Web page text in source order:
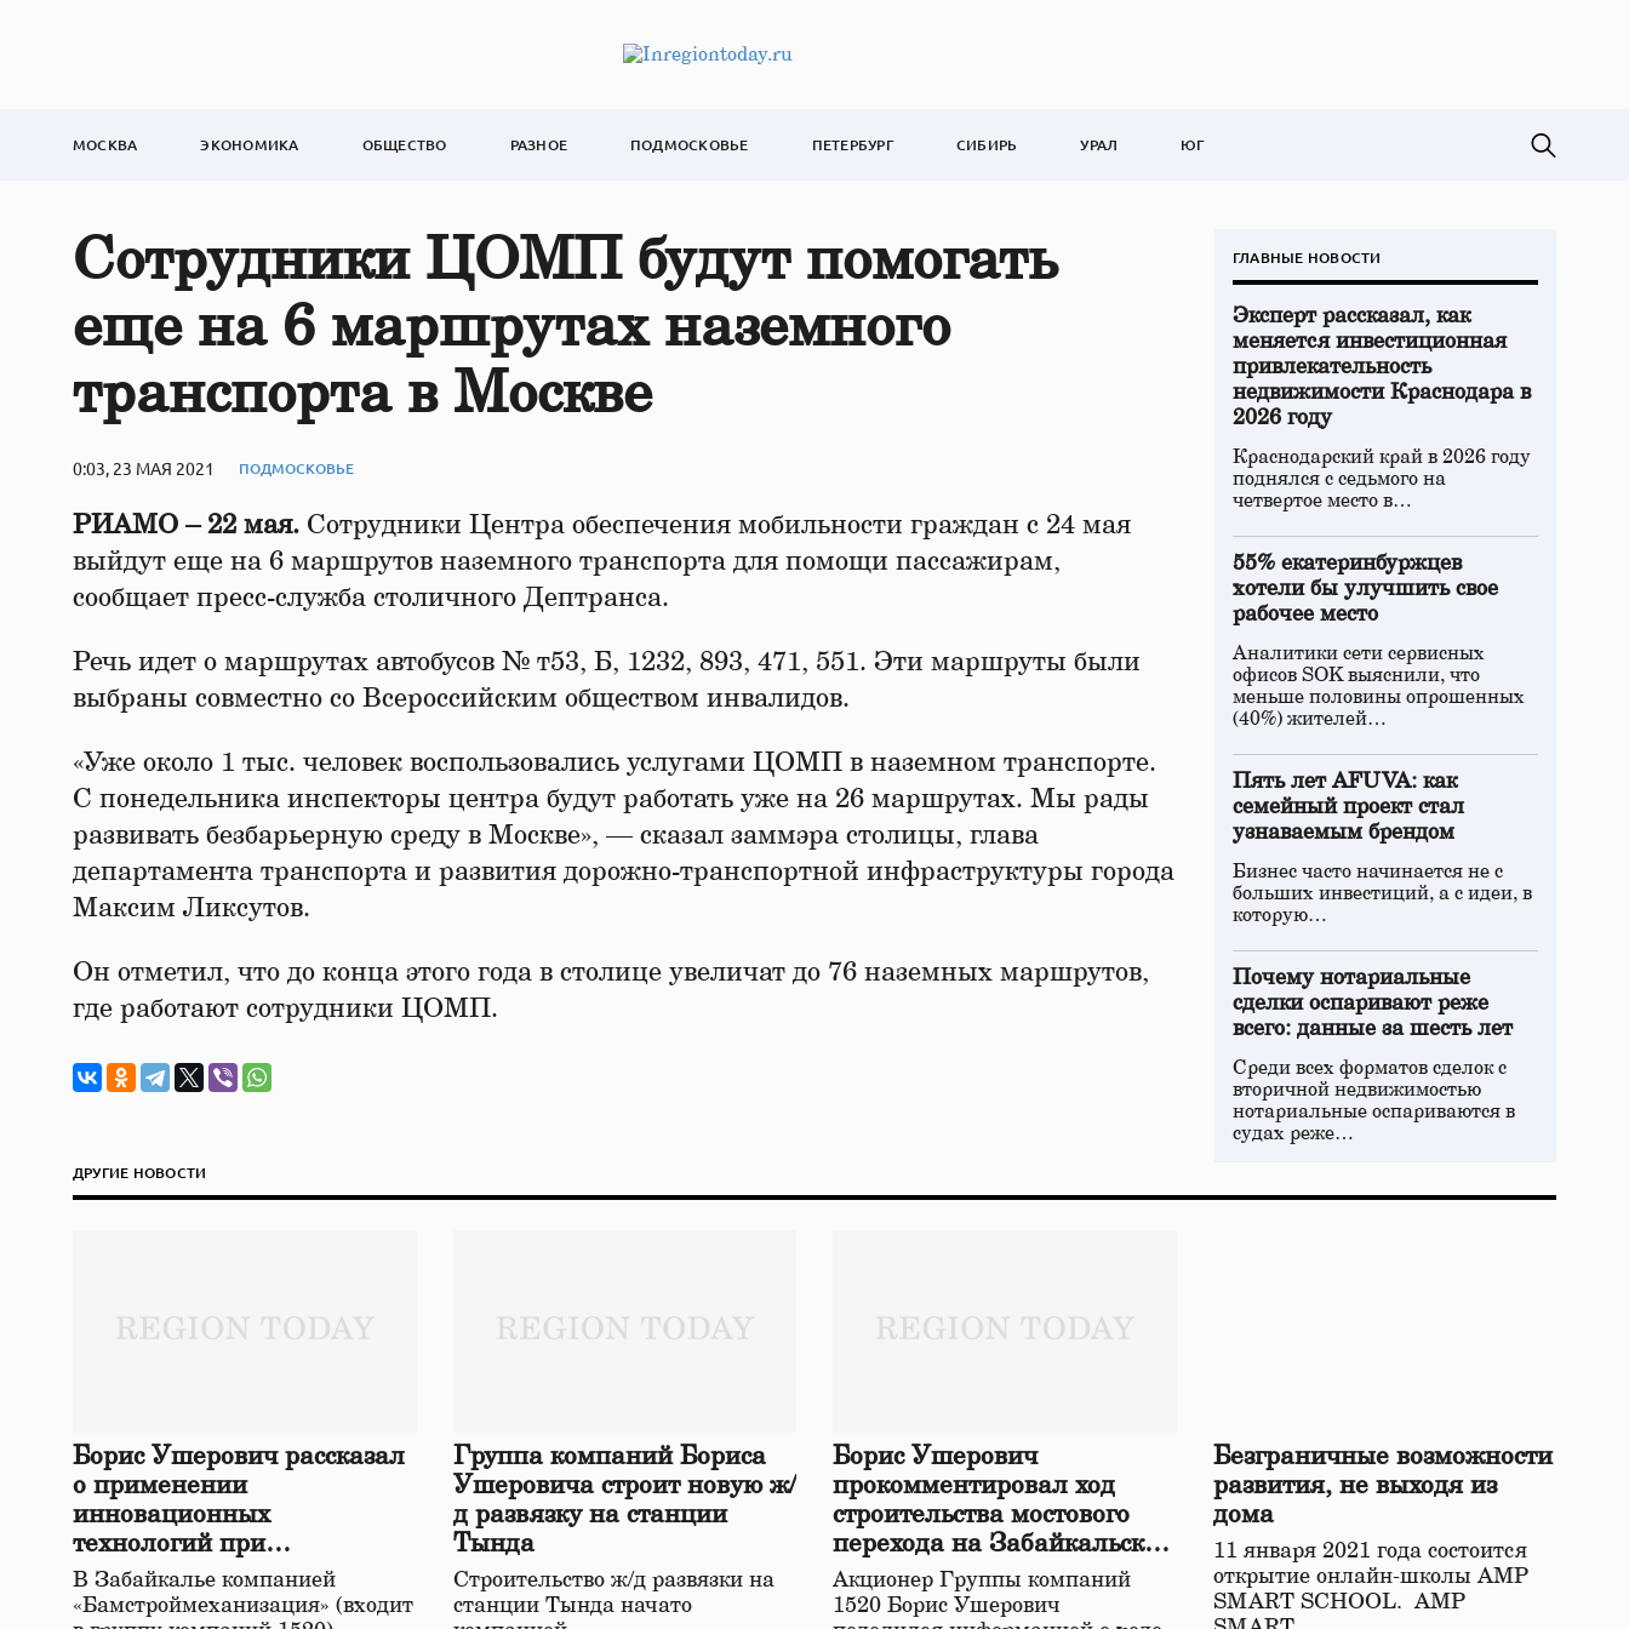
МОСКВА ЭКОНОМИКА ОБЩЕСТВО РАЗНОЕ ПОДМОСКОВЬЕ ПЕТЕРБУРГ СИБИРЬ УРАЛ ЮГ
Сотрудники ЦОМП будут помогать
еще на 6 маршрутах наземного
транспорта в Москве
0:03, 23 МАЯ 2021 ПОДМОСКОВЬЕ
РИАМО – 22 мая. Сотрудники Центра обеспечения мобильности граждан с 24 мая
выйдут еще на 6 маршрутов наземного транспорта для помощи пассажирам,
сообщает пресс-служба столичного Дептранса.
Речь идет о маршрутах автобусов № т53, Б, 1232, 893, 471, 551. Эти маршруты были
выбраны совместно со Всероссийским обществом инвалидов.
«Уже около 1 тыс. человек воспользовались услугами ЦОМП в наземном транспорте.
С понедельника инспекторы центра будут работать уже на 26 маршрутах. Мы рады
развивать безбарьерную среду в Москве», — сказал заммэра столицы, глава
департамента транспорта и развития дорожно-транспортной инфраструктуры города
Максим Ликсутов.
Он отметил, что до конца этого года в столице увеличат до 76 наземных маршрутов,
где работают сотрудники ЦОМП.
ГЛАВНЫЕ НОВОСТИ
Эксперт рассказал, как
меняется инвестиционная
привлекательность
недвижимости Краснодара в
2026 году
Краснодарский край в 2026 году
поднялся с седьмого на
четвертое место в…
55% екатеринбуржцев
хотели бы улучшить свое
рабочее место
Аналитики сети сервисных
офисов SOK выяснили, что
меньше половины опрошенных
(40%) жителей…
Пять лет AFUVA: как
семейный проект стал
узнаваемым брендом
Бизнес часто начинается не с
больших инвестиций, а с идеи, в
которую…
Почему нотариальные
сделки оспаривают реже
всего: данные за шесть лет
Среди всех форматов сделок с
вторичной недвижимостью
нотариальные оспариваются в
судах реже…
ДРУГИЕ НОВОСТИ
Борис Ушерович рассказал
о применении
инновационных
технологий при
строительстве нового моста
в Забайкалье
В Забайкалье компанией
«Бамстроймеханизация» (входит
Группа компаний Бориса
Ушеровича строит новую ж/
д развязку на станции
Тында
Строительство ж/д развязки на
станции Тында начато
Борис Ушерович
прокомментировал ход
строительства мостового
перехода на Забайкальской
железной дороге
Акционер Группы компаний
1520 Борис Ушерович
Безграничные возможности
развития, не выходя из
дома
11 января 2021 года состоится
открытие онлайн-школы АМР
SMART SCHOOL. АМР